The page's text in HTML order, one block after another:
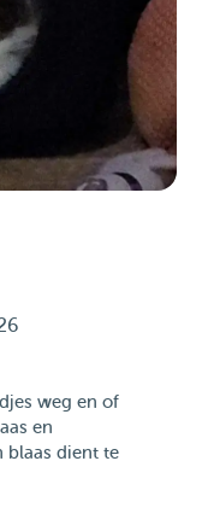
weg en of
en
blaas dient te